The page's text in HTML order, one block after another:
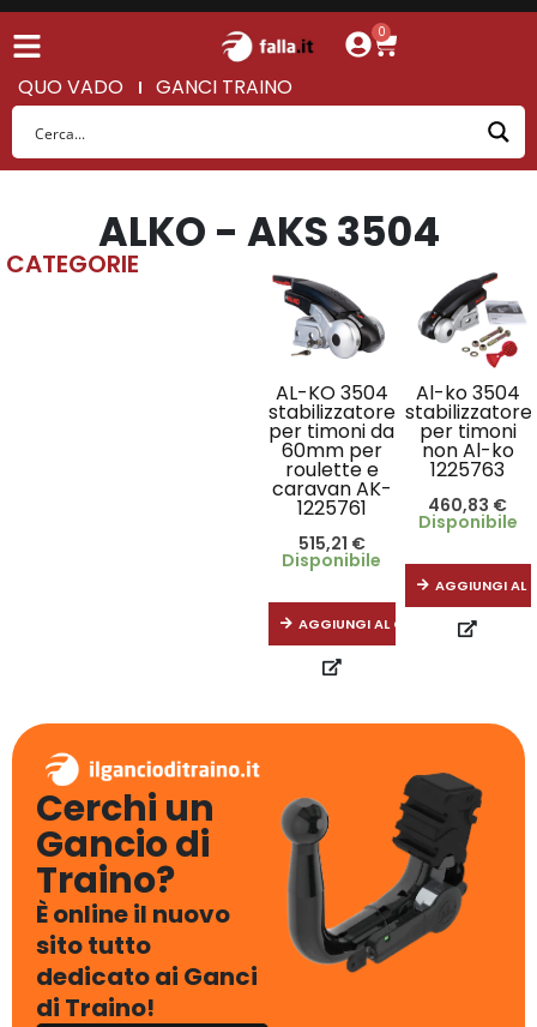
0
QUO VADO GANCI TRAINO
ALKO - AKS 3504
CATEGORIE
AL-KO 3504
stabilizzatore
per timoni da
60mm per
roulette e
caravan AK-
1225761
515,21 €
Disponibile
AGGIUNGI AL CARRELLO
Al-ko 3504
stabilizzatore
per timoni
non Al-ko
1225763
460,83 €
Disponibile
AGGIUNGI AL
Cerchi un
Gancio di
Traino?
È online il nuovo
sito tutto
dedicato ai Ganci
di Traino!